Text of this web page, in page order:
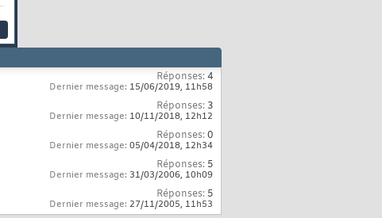
Réponses:4
Dernier message: 15/06/2019, 11h58
Réponses: 3
Dernier message: 10/11/2018, 12h12
Réponses:0
Dernier message: 05/04/2018, 12h34
Réponses: 5
Dernier message: 31/03/2006, 10h09
Réponses: 5
Dernier message: 27/11/2005, 11h53